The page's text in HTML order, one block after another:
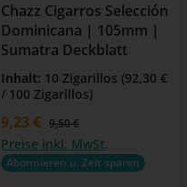
Chazz Cigarros Selección
Dominicana | 105mm |
Sumatra Deckblatt
Inhalt: 10 Zigarillos (92,30 €
/ 100 Zigarillos)
Verkaufspreis:
9,23 € Regulärer Preis:
9,50 €
Preise inkl. MwSt.
Abonnieren u. Zeit sparen